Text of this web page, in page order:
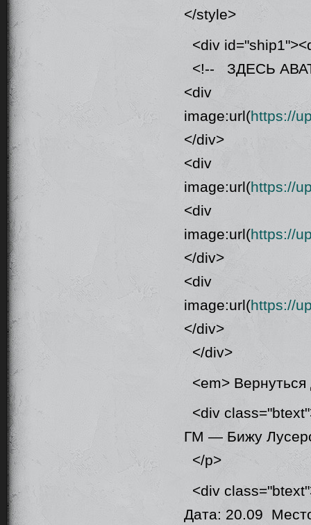
</style>
<div
<!-- ЗДЕСЬ
<div
image:url(https://
</div>
<div
image:url(https://
<div
image:url(https://
</div>
<div
image:url(https://
</div>
</div>
<em> Вернуться
<div
ГМ — Бижу
</p>
<div
Дата: 20.09